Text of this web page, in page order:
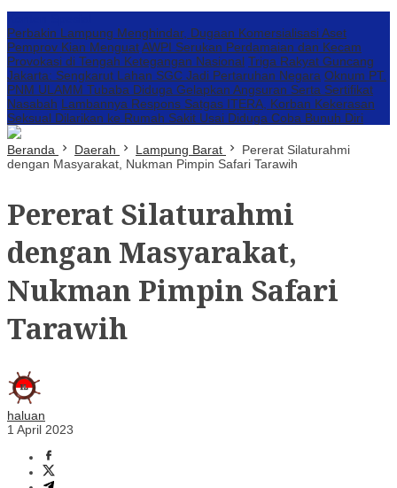
Perbakin Lampung Menghindar, Dugaan Komersialisasi Aset
Pemprov Kian MenguatAWPI Serukan Perdamaian dan Kecam
Provokasi di Tengah Ketegangan Nasional Triga Rakyat Guncang
Jakarta: Sengkarut Lahan SGC Jadi Pertaruhan Negara Oknum PT.
PNM ULAMM Tubaba Diduga Gelapkan Angsuran Serta Sertifikat
Nasabah Lambannya Respons Satgas ITERA, Korban Kekerasan
Seksual Dilarikan ke Rumah Sakit Usai Diduga Coba Bunuh Diri
Beranda Daerah Lampung Barat
Pererat Silaturahmi
dengan Masyarakat, Nukman Pimpin Safari Tarawih
Pererat Silaturahmi
dengan Masyarakat,
Nukman Pimpin Safari
Tarawih
haluan
1 April 2023